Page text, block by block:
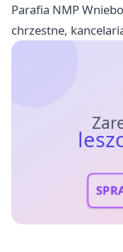
Parafia NMP
chrzestne,